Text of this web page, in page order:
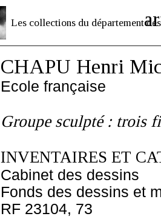
Les collections du département des
CHAPU Henri
Ecole française
Groupe sculpté : trois
INVENTAIRES ET
Cabinet des dessins
Fonds des dessins et
RF 23104, 73